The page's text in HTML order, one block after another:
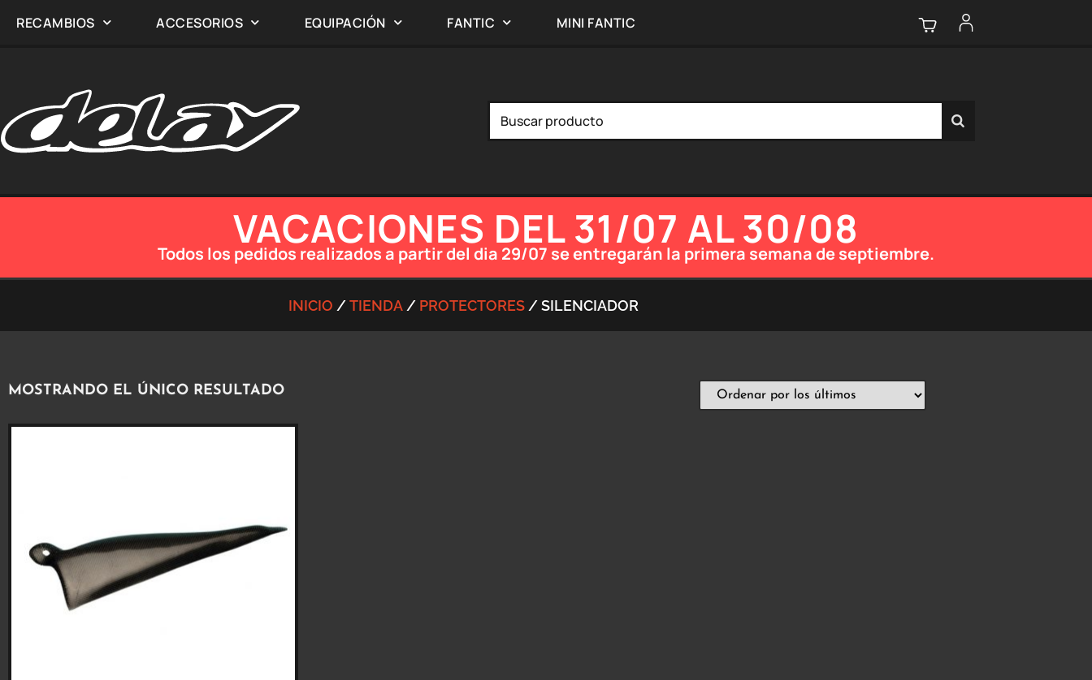
RECAMBIOS ACCESORIOS EQUIPACIÓN FANTIC MINI FANTIC
VACACIONES DEL 31/07 AL 30/08
Todos los pedidos realizados a partir del dia 29/07 se entregarán la primera semana de septiembre.
INICIO /TIENDA/ PROTECTORES/ SILENCIADOR
MOSTRANDO EL ÚNICO RESULTADO